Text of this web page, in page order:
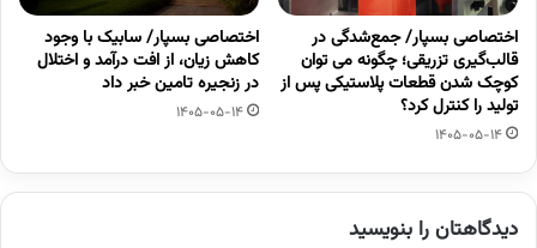
اختصاصی بسپار/ جمع‌شدگی در
قالب‌گیری تزریقی؛ چگونه می توان
کوچک شدن قطعات پلاستیکی پس از
تولید را کنترل کرد؟
1405-05-14
اختصاصی بسپار/ سابیک با وجود
کاهش زیان، از افت درآمد و اختلال
در زنجیره تامین خبر داد
1405-05-14
دیدگاهتان را بنویسید